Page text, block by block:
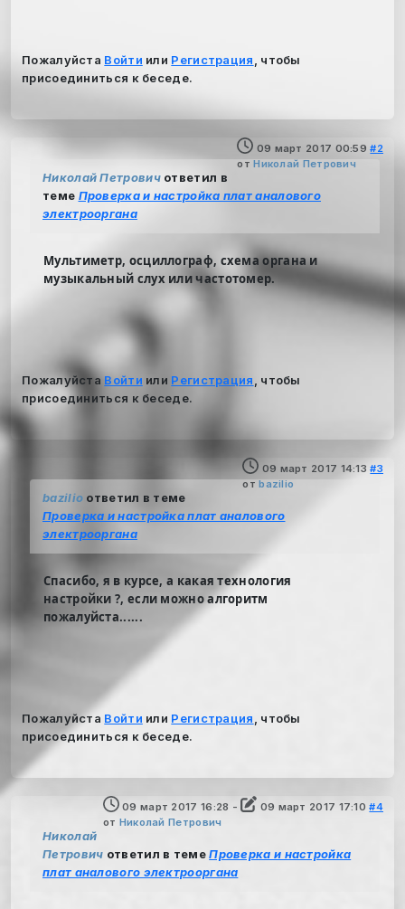
Пожалуйста Войти или Регистрация
, чтобы
присоединиться к беседе.
09 март 2017 00:59 #2
отНиколай Петрович
Николай Петровичответил в
теме Проверка и настройка плат аналового
электрооргана
Мультиметр, осциллограф, схема органа и
музыкальный слух или частотомер.
Пожалуйста Войти или Регистрация
, чтобы
присоединиться к беседе.
09 март 2017 14:13 #3
отbazilio
bazilio ответил в теме
Проверка и настройка плат аналового
электрооргана
Спасибо, я в курсе, а какая технология
настройки ?, если можно алгоритм
пожалуйста......
Пожалуйста Войти или Регистрация
, чтобы
присоединиться к беседе.
09 март 2017 16:28 - 09 март 2017 17:10 #4
от Николай Петрович
Николай
Петрович ответил в темеПроверка и настройка
плат аналового электрооргана